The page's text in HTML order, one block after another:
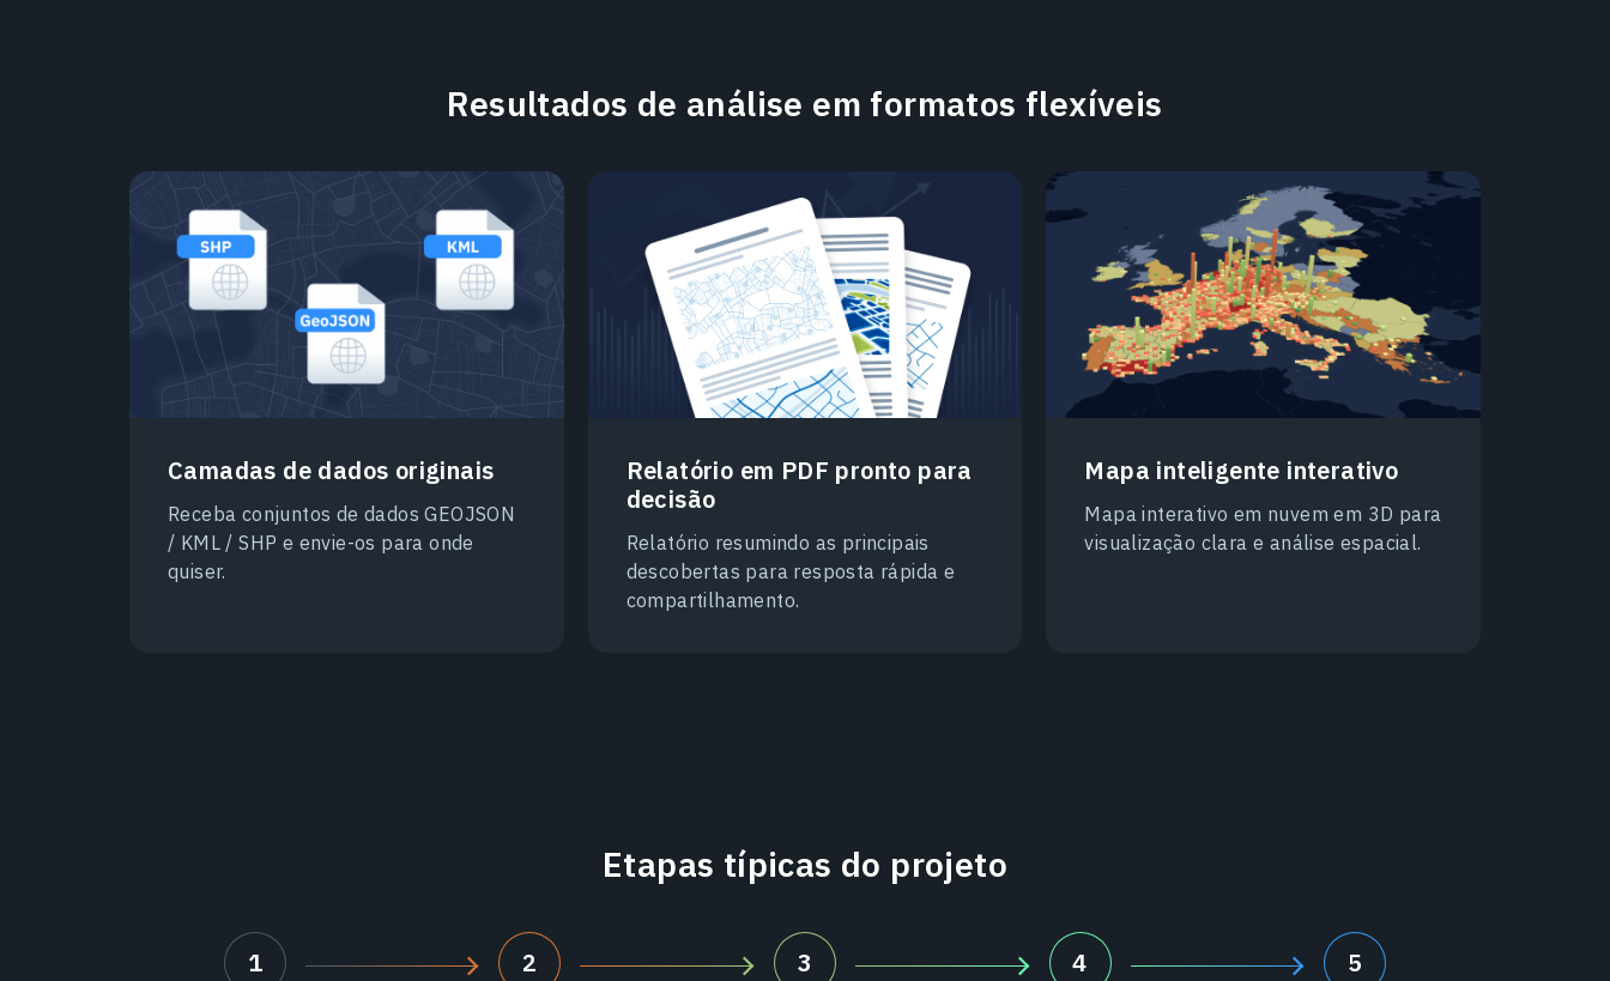
Resultados de análise em formatos flexíveis
Camadas de dados originais
Receba conjuntos de dados GEOJSON
/ KML / SHP e envie-os para onde
quiser.
Relatório em PDF pronto para
decisão
Relatório resumindo as principais
descobertas para resposta rápida e
compartilhamento.
Mapa inteligente interativo
Mapa interativo em nuvem em 3D para
visualização clara e análise espacial.
Etapas típicas do projeto
1 2 3 4 5